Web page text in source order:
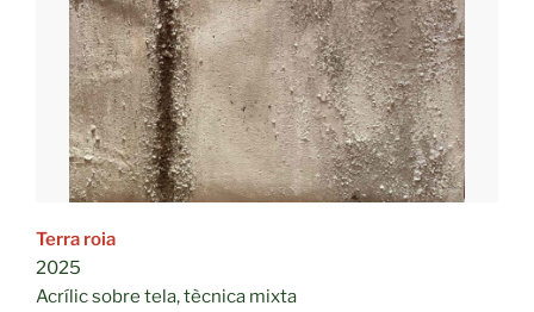
Terra roia
2025
Acrílic sobre tela, tècnica mixta